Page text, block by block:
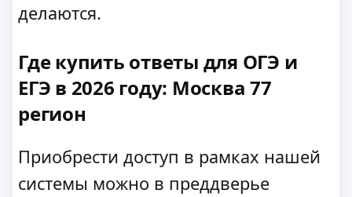
делаются.
Где купить ответы для ОГЭ и
ЕГЭ в 2026 году: Москва 77
регион
Приобрести доступ в рамках нашей
системы можно в преддверье